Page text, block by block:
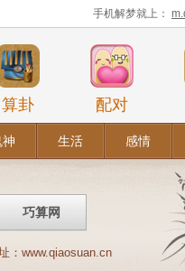
手机解梦就上：
算卦 配对
神 生活 感情
：www.qiaosuan.cn